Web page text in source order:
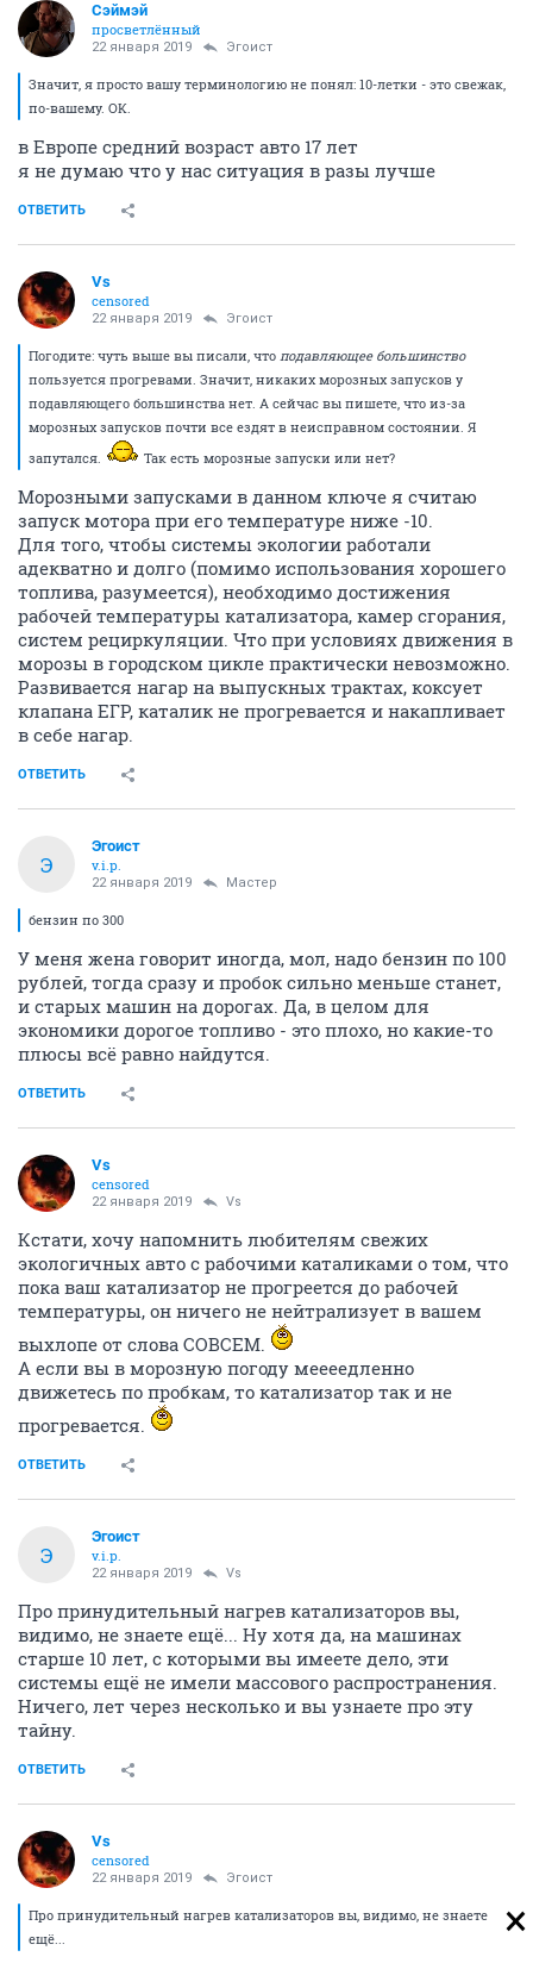
Сэймэй
просветлённый
22 января 2019 Эгоист
Значит, я просто вашу терминологию не понял: 10-летки - это свежак,
по-вашему. ОК.
в Европе средний возраст авто 17 лет
я не думаю что у нас ситуация в разы лучше
ОТВЕТИТЬ
Vs
censored
22 января 2019 Эгоист
Погодите: чуть выше вы писали, что подавляющее большинство
пользуется прогревами. Значит, никаких морозных запусков у
подавляющего большинства нет. А сейчас вы пишете, что из-за
морозных запусков почти все ездят в неисправном состоянии. Я
запутался.
Так есть морозные запуски или нет?
Морозными запусками в данном ключе я считаю
запуск мотора при его температуре ниже -10.
Для того, чтобы системы экологии работали
адекватно и долго (помимо использования хорошего
топлива, разумеется), необходимо достижения
рабочей температуры катализатора, камер сгорания,
систем рециркуляции. Что при условиях движения в
морозы в городском цикле практически невозможно.
Развивается нагар на выпускных трактах, коксует
клапана ЕГР, каталик не прогревается и накапливает
в себе нагар.
ОТВЕТИТЬ
Э
Эгоист
v.i.p.
22 января 2019 Мастер
бензин по 300
У меня жена говорит иногда, мол, надо бензин по 100
рублей, тогда сразу и пробок сильно меньше станет,
и старых машин на дорогах. Да, в целом для
экономики дорогое топливо - это плохо, но какие-то
плюсы всё равно найдутся.
ОТВЕТИТЬ
Vs
censored
22 января 2019 Vs
Кстати, хочу напомнить любителям свежих
экологичных авто с рабочими каталиками о том, что
пока ваш катализатор не прогреется до рабочей
температуры, он ничего не нейтрализует в вашем
выхлопе от слова СОВСЕМ.
А если вы в морозную погоду меееедленно
движетесь по пробкам, то катализатор так и не
прогревается.
ОТВЕТИТЬ
Э
Эгоист
v.i.p.
22 января 2019 Vs
Про принудительный нагрев катализаторов вы,
видимо, не знаете ещё... Ну хотя да, на машинах
старше 10 лет, с которыми вы имеете дело, эти
системы ещё не имели массового распространения.
Ничего, лет через несколько и вы узнаете про эту
тайну.
ОТВЕТИТЬ
Vs
censored
22 января 2019 Эгоист
Про принудительный нагрев катализаторов вы, видимо, не знаете
ещё...